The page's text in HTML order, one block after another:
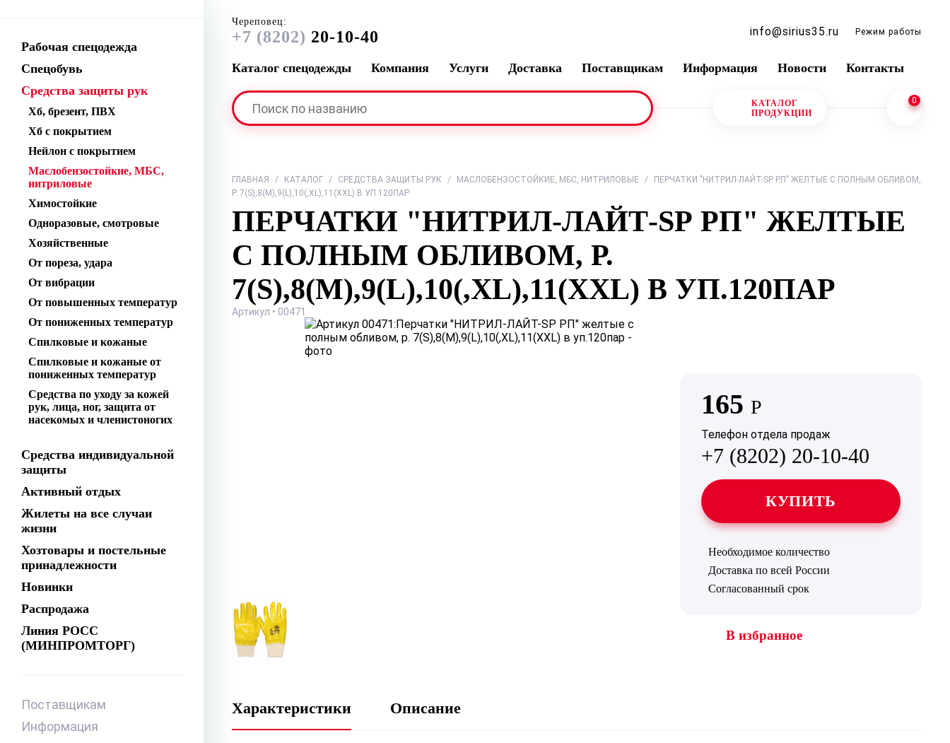
Рабочая спецодежда
Спецобувь
Средства защиты рук
Хб, брезент, ПВХ
Хб с покрытием
Нейлон с покрытием
Маслобензостойкие, МБС,
нитриловые
Химостойкие
Одноразовые, смотровые
Хозяйственные
От пореза, удара
От вибрации
От повышенных температур
От пониженных температур
Спилковые и кожаные
Спилковые и кожаные от
пониженных температур
Средства по уходу за кожей
рук, лица, ног, защита от
насекомых и членистоногих
Средства индивидуальной
защиты
Активный отдых
Жилеты на все случаи
жизни
Хозтовары и постельные
принадлежности
Новинки
Распродажа
Линия РОСС
(МИНПРОМТОРГ)
Поставщикам
Информация
Череповец:
+7 (8202) 20-10-40 info@sirius35.ru Режим работы
Каталог спецодежды Компания Услуги Доставка Поставщикам Информация Новости Контакты
КАТАЛОГ
ПРОДУКЦИИ
0
ГЛАВНАЯ / КАТАЛОГ / СРЕДСТВА ЗАЩИТЫ РУК / МАСЛОБЕНЗОСТОЙКИЕ, МБС, НИТРИЛОВЫЕ /
ПЕРЧАТКИ "НИТРИЛ-ЛАЙТ-SР РП" ЖЕЛТЫЕ С ПОЛНЫМ ОБЛИВОМ,
Р. 7(S),8(М),9(L),10(,ХL),11(XXL) В УП.120ПАР
ПЕРЧАТКИ "НИТРИЛ-ЛАЙТ-SР РП" ЖЕЛТЫЕ
С ПОЛНЫМ ОБЛИВОМ, Р.
7(S),8(М),9(L),10(,ХL),11(XXL) В УП.120ПАР
Артикул • 00471
В избранное
165 Р
Телефон отдела продаж
+7 (8202) 20-10-40
КУПИТЬ
Необходимое количество
Доставка по всей России
Согласованный срок
Характеристики Описание